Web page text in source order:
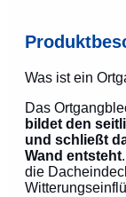
Was ist ein
Das
bildet den
und schließt
Wand entsteht
die